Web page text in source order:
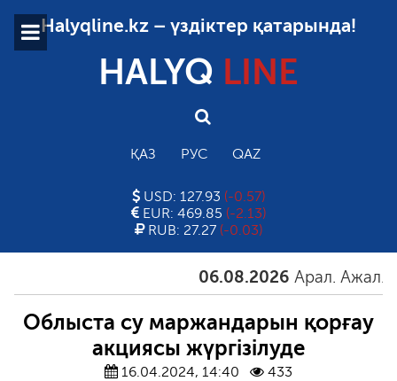
Halyqline.kz – үздіктер қатарында!
HALYQ LINE
ҚАЗ РУС QAZ
USD: 127.93 (-0.57)
EUR: 469.85 (-2.13)
RUB: 27.27 (-0.03)
06.08.2026 Арал. Ажал.
Облыста су маржандарын қорғау
акциясы жүргізілуде
16.04.2024, 14:40 433